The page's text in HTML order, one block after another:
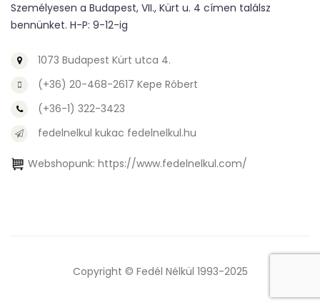
Személyesen a Budapest, VII., Kürt u. 4 címen találsz
bennünket. H-P: 9-12-ig
1073 Budapest Kürt utca 4.
(+36) 20-468-2617 Kepe Róbert
(+36-1) 322-3423
fedelnelkul kukac fedelnelkul.hu
Webshopunk: https://www.fedelnelkul.com/
Copyright © Fedél Nélkül 1993-2025